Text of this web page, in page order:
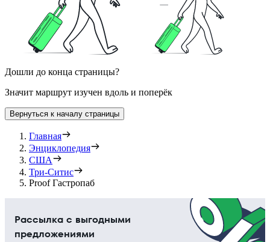
Дошли до конца страницы?
Значит маршрут изучен вдоль и поперёк
Вернуться к началу страницы
Главная
Энциклопедия
США
Три-Ситис
Proof Гастропаб
Рассылка с выгодными
предложениями